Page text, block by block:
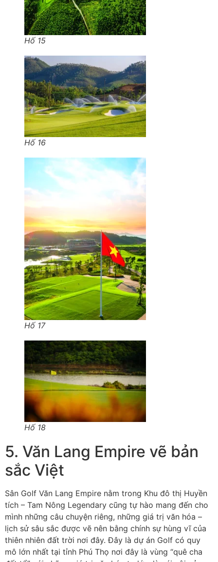
Hố 15
Hố 16
Hố 17
Hố 18
5. Văn Lang Empire vẽ bản
sắc Việt
Sân Golf Văn Lang Empire nằm trong Khu đô thị Huyền
tích – Tam Nông Legendary cũng tự hào mang đến cho
mình những câu chuyện riêng, những giá trị văn hóa –
lịch sử sâu sắc được vẽ nên bằng chính sự hùng vĩ của
thiên nhiên đất trời nơi đây. Đây là dự án Golf có quy
mô lớn nhất tại tỉnh Phú Thọ nơi đây là vùng “quê cha